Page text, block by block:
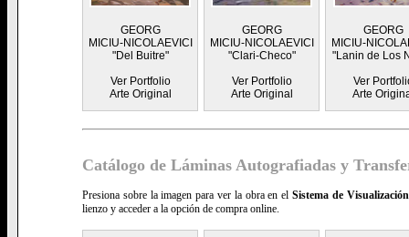
GEORG
MICIU-NICOLAEVICI
"Del Buitre"
Ver Portfolio
Arte Original
GEORG
MICIU-NICOLAEVICI
"Clari-Checo"
Ver Portfolio
Arte Original
GEORG
MICIU-
"Lanin de Los
Ver
Arte
Catálogo de Láminas Autografiadas y
Presiona sobre la imagen para ver la obra en elSistema de
lienzo y acceder a la opción de compra online.